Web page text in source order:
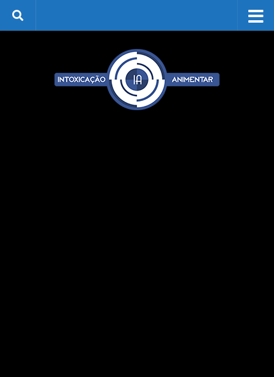
Skip to content